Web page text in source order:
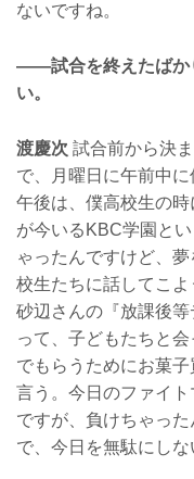
ないですね。
——試合を終えたばか
い。
渡慶次 試合前から決
で、月曜日に午前中に
午後は、僕高校生の
が今いるKBC学園と
ゃったんですけど、
校生たちに話してこ
砂辺さんの『放課後
って、子どもたちと
でもらうためにお菓
言う。今日のファイ
ですが、負けちゃっ
で、今日を無駄にしな